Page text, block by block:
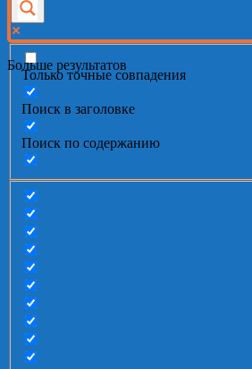
Больше результатов
Только точные совпадения
Поиск в заголовке
Поиск по содержанию